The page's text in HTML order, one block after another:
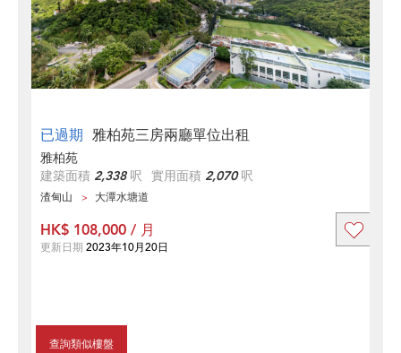
已過期 雅柏苑三房兩廳單位出租
雅柏苑
建築面積 2,338呎 實用面積 2,070呎
渣甸山 大潭水塘道
查詢類似樓盤
HK$ 108,000 / 月
更新日期 2023年10月20日